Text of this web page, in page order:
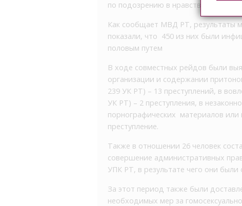
по подозрению в нравственных
Как сообщает МВД РТ, результаты
показали, что 450 из них были
половым путем
В ходе совместных рейдов были
организации и содержании
239 УК РТ) – 13 преступлений, в
УК РТ) – 2 преступления, в
порнографических материалов
преступление.
Также в отношении 26 человек
совершение административных
УПК РТ, в результате чего они
За этот период также были
необходимых мер за